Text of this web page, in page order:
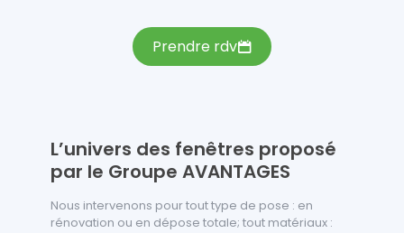
Prendre rdv
L’univers des fenêtres proposé
par le Groupe AVANTAGES
Nous intervenons pour tout type de pose : en
rénovation ou en dépose totale; tout matériaux :